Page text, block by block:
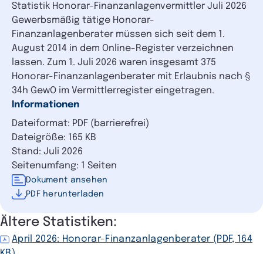
Statistik Honorar-Finanzanlagenvermittler Juli 2026
Gewerbsmäßig tätige Honorar-
Finanzanlagenberater müssen sich seit dem 1.
August 2014 in dem Online-Register verzeichnen
lassen. Zum 1. Juli 2026 waren insgesamt 375
Honorar-Finanzanlagenberater mit Erlaubnis nach §
34h GewO im Vermittlerregister eingetragen.
Informationen
Dateiformat: PDF (barrierefrei)
Dateigröße: 165 KB
Stand: Juli 2026
Seitenumfang: 1 Seiten
Dokument ansehen
PDF herunterladen
Ältere Statistiken:
April 2026: Honorar-Finanzanlagenberater (PDF, 164